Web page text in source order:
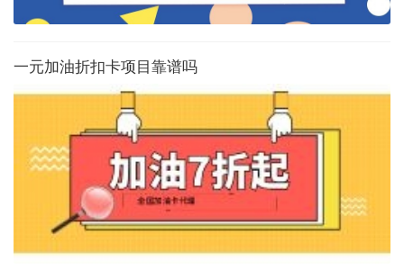
一元加油折扣卡项目靠谱吗